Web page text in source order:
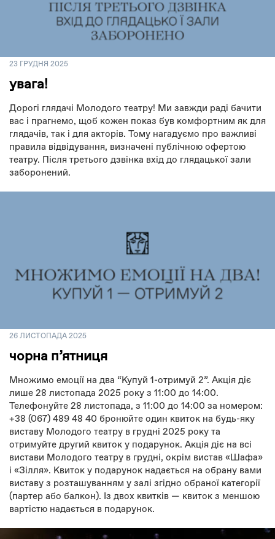
23 ГРУДНЯ 2025
увага!
Дорогі глядачі Молодого театру! Ми завжди раді бачити
вас і прагнемо, щоб кожен показ був комфортним як для
глядачів, так і для акторів. Тому нагадуємо про важливі
правила відвідування, визначені публічною офертою
театру. Після третього дзвінка вхід до глядацької зали
заборонений.
26 ЛИСТОПАДА 2025
чорна пʼятниця
Множимо емоції на два “Купуй 1-отримуй 2”. Акція діє
лише 28 листопада 2025 року з 11:00 до 14:00.
Телефонуйте 28 листопада, з 11:00 до 14:00 за номером:
+38 (067) 489 48 40 бронюйте один квиток на будь-яку
виставу Молодого театру в грудні 2025 року та
отримуйте другий квиток у подарунок. Акція діє на всі
вистави Молодого театру в грудні, окрім вистав «Шафа»
і «Зілля». Квиток у подарунок надається на обрану вами
виставу з розташуванням у залі згідно обраної категорії
(партер або балкон). Із двох квитків — квиток з меншою
вартістю надається в подарунок.